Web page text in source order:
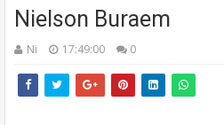
Nielson Buraem
Ni 17:49:00 0